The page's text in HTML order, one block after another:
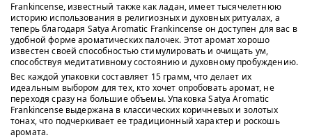
Frankincense, известный также как ладан, имеет тысячелетнюю
историю использования в религиозных и духовных ритуалах, а
теперь благодаря Satya Aromatic Frankincense он доступен для вас в
удобной форме ароматических палочек. Этот аромат хорошо
известен своей способностью стимулировать и очищать ум,
способствуя медитативному состоянию и духовному пробуждению.
Вес каждой упаковки составляет 15 грамм, что делает их
идеальным выбором для тех, кто хочет опробовать аромат, не
переходя сразу на большие объемы. Упаковка Satya Aromatic
Frankincense выдержана в классических коричневых и золотых
тонах, что подчеркивает ее традиционный характер и роскошь
аромата.